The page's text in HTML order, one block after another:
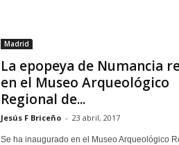
Madrid
La epopeya de Numancia
en el Museo Arqueológico
Regional de...
Jesús F Briceño - 23 abril, 2017
Se ha inaugurado en el Museo Arqueológico